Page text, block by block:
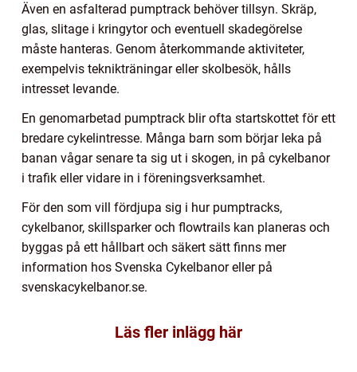
Även en asfalterad pumptrack behöver tillsyn. Skräp,
glas, slitage i kringytor och eventuell skadegörelse
måste hanteras. Genom återkommande aktiviteter,
exempelvis teknikträningar eller skolbesök, hålls
intresset levande.
En genomarbetad pumptrack blir ofta startskottet för ett
bredare cykelintresse. Många barn som börjar leka på
banan vågar senare ta sig ut i skogen, in på cykelbanor
i trafik eller vidare in i föreningsverksamhet.
För den som vill fördjupa sig i hur pumptracks,
cykelbanor, skillsparker och flowtrails kan planeras och
byggas på ett hållbart och säkert sätt finns mer
information hos Svenska Cykelbanor eller på
svenskacykelbanor.se.
Läs fler inlägg här